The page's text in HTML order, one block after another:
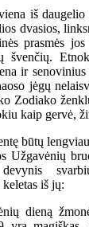
iš
dvasios,
prasmės
švenčių.
ir
jėgų
Zodiako
kaip gervė,
būtų
Užgavėnių
iš jų:
dieną